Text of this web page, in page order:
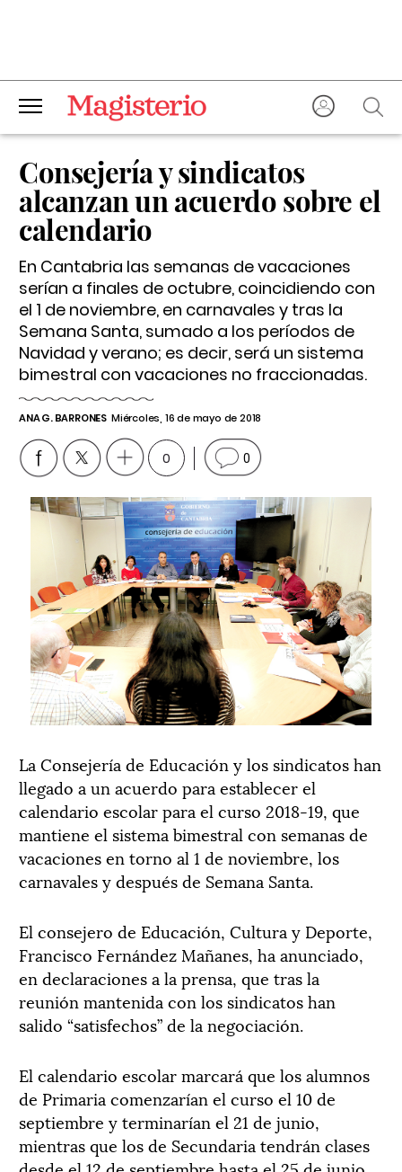
Consejería y sindicatos
alcanzan un acuerdo sobre el
calendario
En Cantabria las semanas de vacaciones
serían a finales de octubre, coincidiendo con
el 1 de noviembre, en carnavales y tras la
Semana Santa, sumado a los períodos de
Navidad y verano; es decir, será un sistema
bimestral con vacaciones no fraccionadas.
ANA G. BARRONES Miércoles, 16 de mayo de 2018
0 0
La Consejería de Educación y los sindicatos han
llegado a un acuerdo para establecer el
calendario escolar para el curso 2018-19, que
mantiene el sistema bimestral con semanas de
vacaciones en torno al 1 de noviembre, los
carnavales y después de Semana Santa.
El consejero de Educación, Cultura y Deporte,
Francisco Fernández Mañanes, ha anunciado,
en declaraciones a la prensa, que tras la
reunión mantenida con los sindicatos han
salido “satisfechos” de la negociación.
El calendario escolar marcará que los alumnos
de Primaria comenzarían el curso el 10 de
septiembre y terminarían el 21 de junio,
mientras que los de Secundaria tendrán clases